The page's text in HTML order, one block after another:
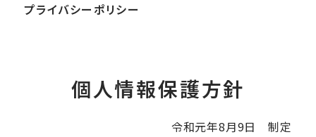
プライバシーポリシー
個人情報保護方針
令和元年8月9日 制定